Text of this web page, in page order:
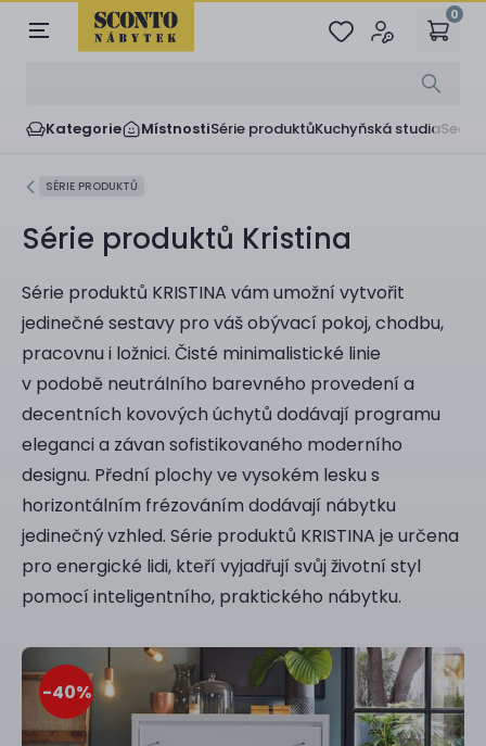
0
Kategorie MístnostiSérie produktůKuchyňská studia
SÉRIE PRODUKTŮ
Série produktů Kristina
Série produktů KRISTINA vám umožní vytvořit
jedinečné sestavy pro váš obývací pokoj, chodbu,
pracovnu i ložnici. Čisté minimalistické linie
v podobě neutrálního barevného provedení a
decentních kovových úchytů dodávají programu
eleganci a závan sofistikovaného moderního
designu. Přední plochy ve vysokém lesku s
horizontálním frézováním dodávají nábytku
jedinečný vzhled. Série produktů KRISTINA je určena
pro energické lidi, kteří vyjadřují svůj životní styl
pomocí inteligentního, praktického nábytku.
-40%